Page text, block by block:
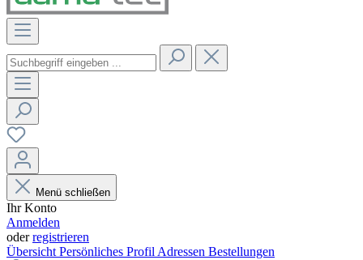
Menü schließen
Ihr Konto
Anmelden
oderregistrieren
Übersicht Persönliches Profil Adressen Bestellungen